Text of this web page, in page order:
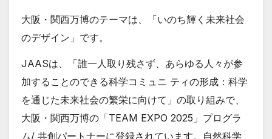
大阪・関西万博のテーマは、「いのち輝く未来社会
のデザイン」です。
JAASは、「誰一人取り残さず、あらゆる人々が参
加することのできる科学コミュニ ティの形成：科学
を通じた未来社会の繁栄に向けて」の取り組みで、
大阪・関西万博の「TEAM EXPO 2025」プログラ
ム/ 共創パートナーに登録されています。自然科学